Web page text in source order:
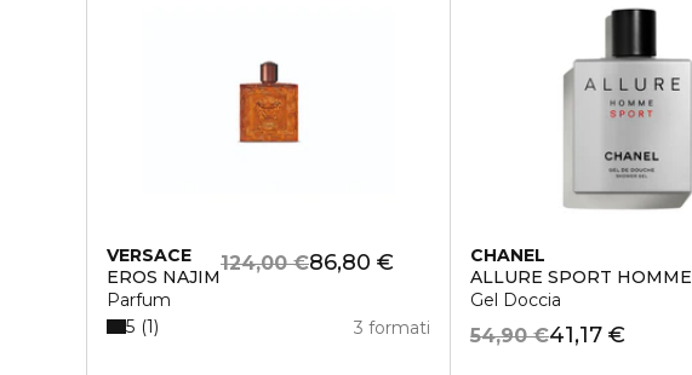
VERSACE
EROS NAJIM
Parfum
86,80 €
124,00 €
3 formati
5 1
CHANEL
ALLURE SPORT HOMME
Gel Doccia
41,17 €
54,90 €